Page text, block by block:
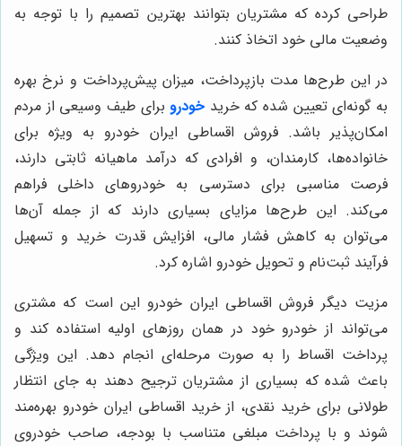
طراحی کرده که مشتریان بتوانند بهترین تصمیم را با توجه به
وضعیت مالی خود اتخاذ کنند.
در این طرح‌ها مدت بازپرداخت، میزان پیش‌پرداخت و نرخ بهره
به گونه‌ای تعیین شده که خرید خودرو برای طیف وسیعی از مردم
امکان‌پذیر باشد. فروش اقساطی ایران خودرو به ویژه برای
خانواده‌ها، کارمندان، و افرادی که درآمد ماهیانه ثابتی دارند،
فرصت مناسبی برای دسترسی به خودروهای داخلی فراهم
می‌کند. این طرح‌ها مزایای بسیاری دارند که از جمله آن‌ها
می‌توان به کاهش فشار مالی، افزایش قدرت خرید و تسهیل
فرآیند ثبت‌نام و تحویل خودرو اشاره کرد.
مزیت دیگر فروش اقساطی ایران خودرو این است که مشتری
می‌تواند از خودرو خود در همان روزهای اولیه استفاده کند و
پرداخت اقساط را به صورت مرحله‌ای انجام دهد. این ویژگی
باعث شده که بسیاری از مشتریان ترجیح دهند به جای انتظار
طولانی برای خرید نقدی، از خرید اقساطی ایران خودرو بهره‌مند
شوند و با پرداخت مبلغی متناسب با بودجه، صاحب خودروی